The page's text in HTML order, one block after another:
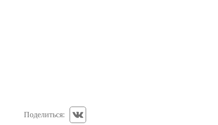
Поделиться: